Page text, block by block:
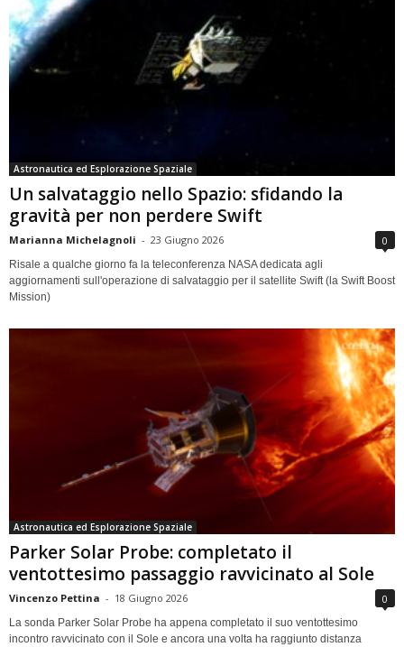
Astronautica ed Esplorazione Spaziale
Un salvataggio nello Spazio: sfidando la
gravità per non perdere Swift
Marianna Michelagnoli - 23 Giugno 2026 0
Risale a qualche giorno fa la teleconferenza NASA dedicata agli
aggiornamenti sull'operazione di salvataggio per il satellite Swift (la Swift Boost
Mission)
Astronautica ed Esplorazione Spaziale
Parker Solar Probe: completato il
ventottesimo passaggio ravvicinato al Sole
Vincenzo Pettina - 18 Giugno 2026 0
La sonda Parker Solar Probe ha appena completato il suo ventottesimo
incontro ravvicinato con il Sole e ancora una volta ha raggiunto distanza